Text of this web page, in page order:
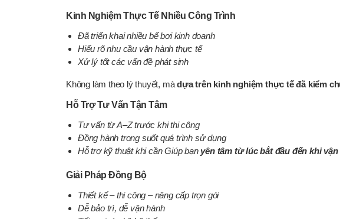
Kinh Nghiệm Thực Tế Nhiều Công Trình
Đã triển khai nhiều bể bơi kinh doanh
Hiểu rõ nhu cầu vận hành thực tế
Xử lý tốt các vấn đề phát sinh
Không làm theo lý thuyết, màdựa trên kinh nghiệm thực tế đã kiểm
Hỗ Trợ Tư Vấn Tận Tâm
Tư vấn từ A–Z trước khi thi công
Đồng hành trong suốt quá trình sử dụng
Hỗ trợ kỹ thuật khi cần Giúp bạn yên tâm từ lúc bắt đầu đến khi
Giải Pháp Đồng Bộ
Thiết kế – thi công – nâng cấp trọn gói
Dễ bảo trì, dễ vận hành